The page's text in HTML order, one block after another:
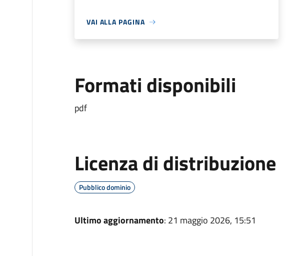
VAI ALLA PAGINA
Formati disponibili
pdf
Licenza di distribuzione
Pubblico dominio
Ultimo aggiornamento: 21 maggio 2026, 15:51